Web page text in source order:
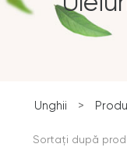
Unghii >
Sortați după